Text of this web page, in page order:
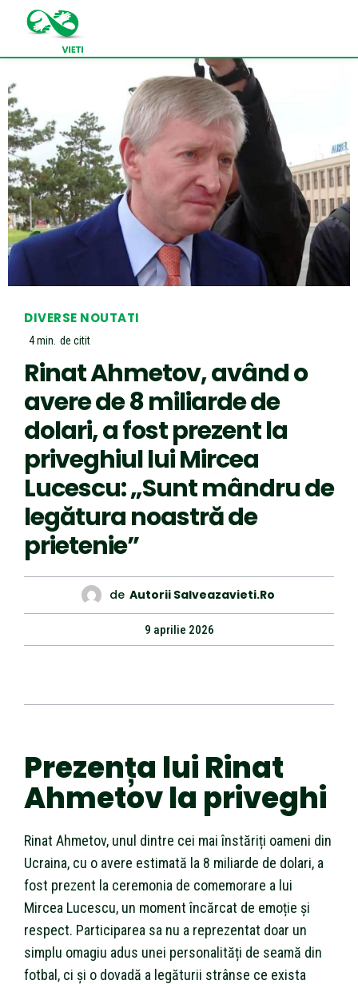
DIVERSE NOUTATI
4min. de citit
Rinat Ahmetov, având o
avere de 8 miliarde de
dolari, a fost prezent la
priveghiul lui Mircea
Lucescu: „Sunt mândru de
legătura noastră de
prietenie”
de Autorii Salveazavieti.ro
9 aprilie 2026
Prezența lui Rinat
Ahmetov la priveghi
Rinat Ahmetov, unul dintre cei mai înstăriți oameni din
Ucraina, cu o avere estimată la 8 miliarde de dolari, a
fost prezent la ceremonia de comemorare a lui
Mircea Lucescu, un moment încărcat de emoție și
respect. Participarea sa nu a reprezentat doar un
simplu omagiu adus unei personalități de seamă din
fotbal, ci și o dovadă a legăturii strânse ce exista